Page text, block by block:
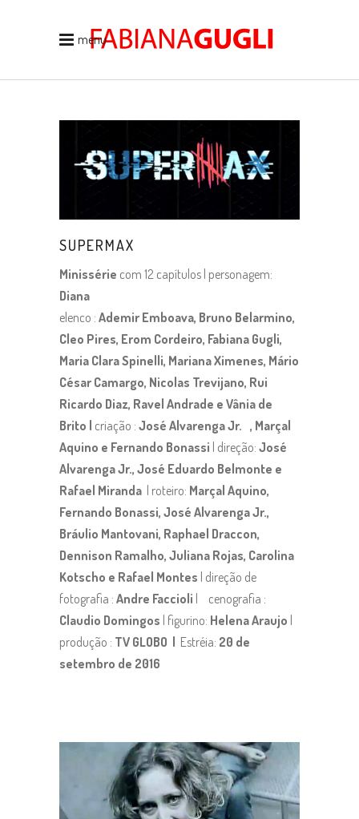
menu
SUPERMAX
Minissérie com 12 capítulos | personagem:
Diana
elenco : Ademir Emboava, Bruno Belarmino,
Cleo Pires, Erom Cordeiro, Fabiana Gugli,
Maria Clara Spinelli, Mariana Ximenes, Mário
César Camargo, Nicolas Trevijano, Rui
Ricardo Diaz, Ravel Andrade e Vânia de
Brito | criação : José Alvarenga Jr. , Marçal
Aquino e Fernando Bonassi | direção: José
Alvarenga Jr., José Eduardo Belmonte e
Rafael Miranda | roteiro: Marçal Aquino,
Fernando Bonassi, José Alvarenga Jr.,
Bráulio Mantovani, Raphael Draccon,
Dennison Ramalho, Juliana Rojas, Carolina
Kotscho e Rafael Montes | direção de
fotografia : Andre Faccioli | cenografia :
Claudio Domingos | figurino: Helena Araujo |
produção : TV GLOBO | Estréia: 20 de
setembro de 2016